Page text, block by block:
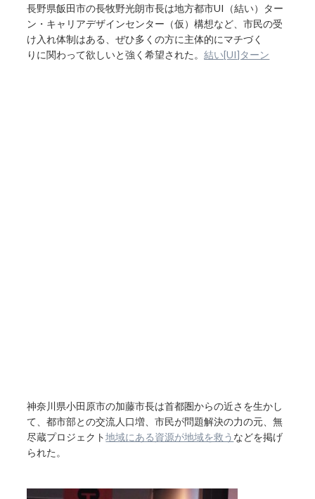
長野県飯田市の長牧野光朗市長は地方都市UI（結い）ター
ン・キャリアデザインセンター（仮）構想など、市民の受
け入れ体制はある、ぜひ多くの方に主体的にマチづく
りに関わって欲しいと強く希望された。結い[UI]ターン
神奈川県小田原市の加藤市長は首都圏からの近さを生かし
て、都市部との交流人口増、市民が問題解決の力の元、無
尽蔵プロジェクト地域にある資源が地域を救う などを掲げ
られた。